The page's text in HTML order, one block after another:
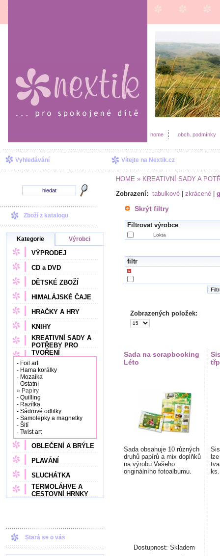
home obch. podmínky
Vyhledávání Vítejte na Nextik.cz
Zboží z katalogu
Kategorie Výrobci
VÝPRODEJ
CD a DVD
DĚTSKÉ ZBOŽÍ
HIMALÁJSKÉ ČAJE
HRAČKY A HRY
KNIHY
KREATIVNÍ SADY A
POTŘEBY PRO
TVOŘENÍ
- Foil art
- Hama korálky
- Mozaika
- Ostatní
» Papíry
- Quilling
- Razítka
- Sádrové odlitky
- Samolepky a magnetky
- Šití
- Twist art
OBLEČENÍ A BRÝLE
PLAVÁNÍ
SLUCHÁTKA
TERMOLÁHVE A
CESTOVNÍ HRNKY
Stará se o vás
HOME » KREATIVNÍ SADY A
Zobrazení: tabulkové zkrácené
Skrýt filtry
Filtrovat výrobce
Lokta
filtr
Zobrazených položek:
Sada na scrapbooking
Léto
Sada obsahuje 10 různých
druhů papírů a mix doplňků
na výrobu Vašeho
originálního fotoalbumu.
Dostupnost: Skladem